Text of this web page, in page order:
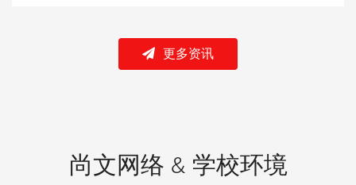
更多资讯
尚文网络 & 学校环境